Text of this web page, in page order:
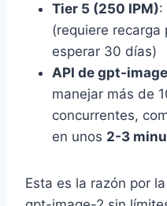
Tier 5 (250 IPM):
(requiere
esperar 30 días)
API de gpt-
manejar más de
concurrentes,
en unos 2-3
Esta es la razón por